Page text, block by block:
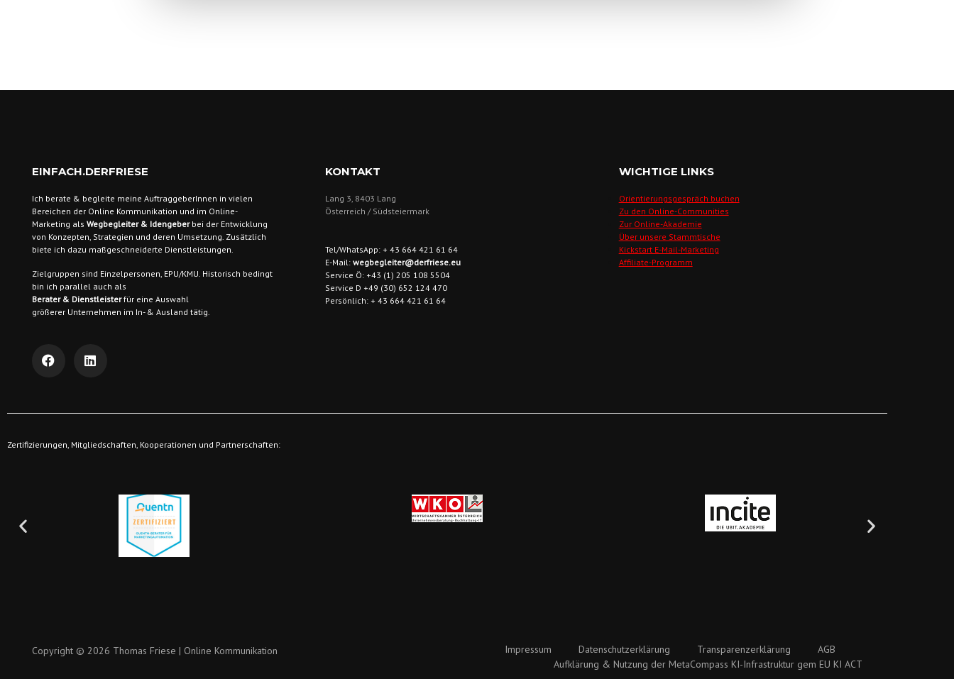
EINFACH.DERFRIESE
Ich berate & begleite meine AuftraggeberInnen in vielen
Bereichen der Online Kommunikation und im Online-
Marketing als Wegbegleiter & Idengeber bei der Entwicklung
von Konzepten, Strategien und deren Umsetzung. Zusätzlich
biete ich dazu maßgeschneiderte Dienstleistungen.
Zielgruppen sind Einzelpersonen, EPU/KMU. Historisch bedingt
bin ich parallel auch als
Berater & Dienstleisterfür eine Auswahl
größerer Unternehmen im In- & Ausland tätig.
KONTAKT
Lang 3, 8403 Lang
Österreich / Südsteiermark
Tel/WhatsApp: + 43 664 421 61 64
E-Mail:wegbegleiter@derfriese.eu
Service Ö: +43 (1) 205 108 5504
Service D +49 (30) 652 124 470
Persönlich: + 43 664 421 61 64
WICHTIGE LINKS
Orientierungsgespräch buchen
Zu den Online-Communities
Zur Online-Akademie
Über unsere Stammtische
Kickstart E-Mail-Marketing
Affiliate-Programm
Zertifizierungen, Mitgliedschaften, Kooperationen und Partnerschaften:
Copyright © 2026 Thomas Friese | Online Kommunikation Impressum Datenschutzerklärung Transparenzerklärung
AGB
Aufklärung & Nutzung der MetaCompass KI-Infrastruktur gem EU KI ACT